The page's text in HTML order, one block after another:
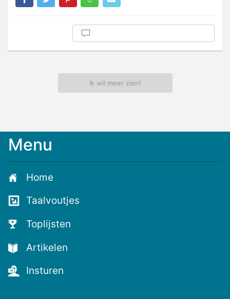
Ik wil meer zien!
Meld
voor
de
nieuwste
voutjes
en
de
voutste
nieuwtjes!
Menu
Home
Taalvoutjes
Toplijsten
Artikelen
Insturen